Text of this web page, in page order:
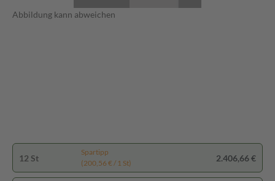
Abbildung kann abweichen
12 St
Spartipp
(200,56 € / 1 St)
2.406,66 €